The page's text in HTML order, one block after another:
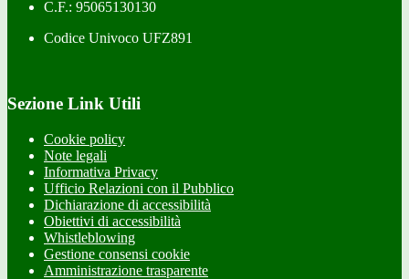
C.F.: 95065130130
Codice Univoco UFZ891
Sezione Link Utili
Cookie policy
Note legali
Informativa Privacy
Ufficio Relazioni con il Pubblico
Dichiarazione di accessibilità
Obiettivi di accessibilità
Whistleblowing
Gestione consensi cookie
Amministrazione trasparente